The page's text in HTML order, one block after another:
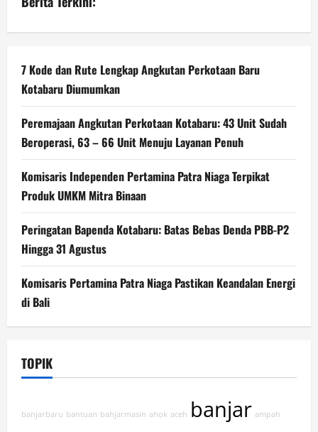
7 Kode dan Rute Lengkap Angkutan Perkotaan Baru
Kotabaru Diumumkan
Peremajaan Angkutan Perkotaan Kotabaru: 43 Unit Sudah
Beroperasi, 63 – 66 Unit Menuju Layanan Penuh
Komisaris Independen Pertamina Patra Niaga Terpikat
Produk UMKM Mitra Binaan
Peringatan Bapenda Kotabaru: Batas Bebas Denda PBB-P2
Hingga 31 Agustus
Komisaris Pertamina Patra Niaga Pastikan Keandalan Energi
di Bali
TOPIK
banjarbaru bantuan bahjarmasin ahok aceh banjar ampah